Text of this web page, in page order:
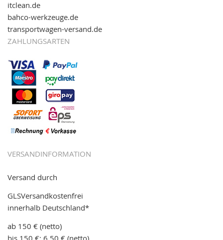
itclean.de
bahco-werkzeuge.de
transportwagen-versand.de
ZAHLUNGSARTEN
VERSANDINFORMATION
Versand durch
GLSVersandkostenfrei
innerhalb Deutschland*
ab 150 € (netto)